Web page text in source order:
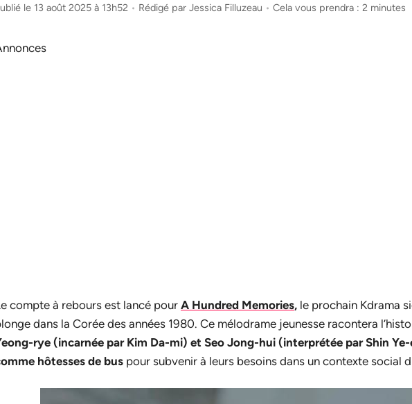
le 13 août 2025 à 13h52 • Rédigé par Jessica Filluzeau • Cela vous prendra : 2 minutes
compte à rebours est lancé pour A Hundred Memories, le prochain Kdrama
dans la Corée des années 1980. Ce mélodrame jeunesse racontera
rye (incarnée par Kim Da-mi) et Seo Jong-hui (interprétée par Shin
hôtesses de bus pour subvenir à leurs besoins dans un contexte social